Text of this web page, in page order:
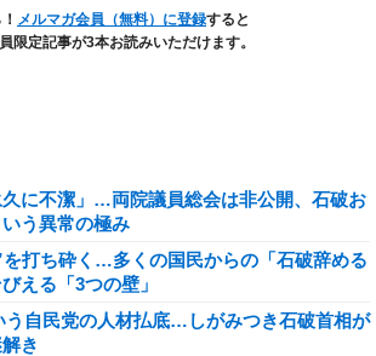
メルマガ会員（無料）に登録すると
限定記事が3本お読みいただけます。
に不潔」…両院議員総会は非公開、石破お
う異常の極み
打ち砕く…多くの国民からの「石破辞める
える「3つの壁」
う自民党の人材払底…しがみつき石破首相が
き